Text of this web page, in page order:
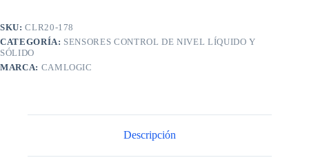
SKU:CLR20-178
CATEGORÍA: SENSORES CONTROL DE NIVEL LÍQUIDO Y
SÓLIDO
MARCA: CAMLOGIC
Descripción